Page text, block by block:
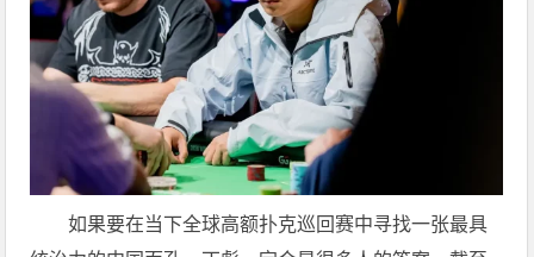
如果要在当下全球高额扑克巡回赛中寻找一张最具